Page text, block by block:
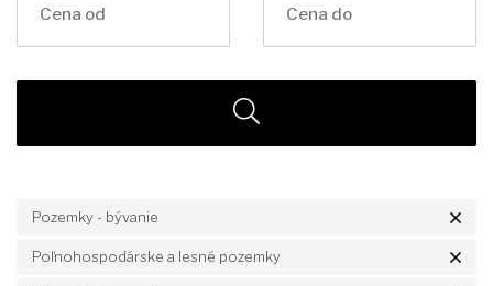
Pozemky - bývanie
Poľnohospodárske a lesné pozemky